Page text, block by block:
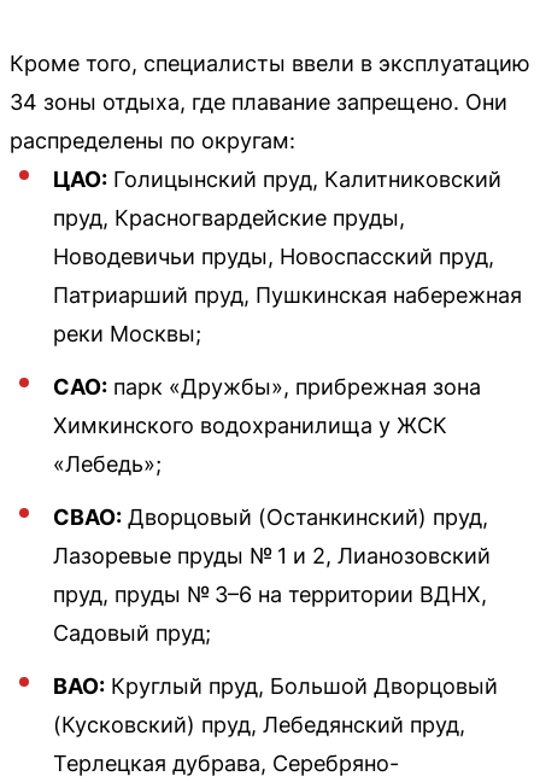
Кроме того, специалисты ввели в эксплуатацию
34 зоны отдыха, где плавание запрещено. Они
распределены по округам:
ЦАО: Голицынский пруд, Калитниковский
пруд, Красногвардейские пруды,
Новодевичьи пруды, Новоспасский пруд,
Патриарший пруд, Пушкинская набережная
реки Москвы;
САО: парк «Дружбы», прибрежная зона
Химкинского водохранилища у ЖСК
«Лебедь»;
СВАО: Дворцовый (Останкинский) пруд,
Лазоревые пруды № 1 и 2, Лианозовский
пруд, пруды № 3–6 на территории ВДНХ,
Садовый пруд;
ВАО: Круглый пруд, Большой Дворцовый
(Кусковский) пруд, Лебедянский пруд,
Терлецкая дубрава, Серебряно-